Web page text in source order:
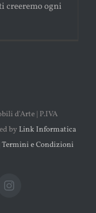
creeremo ogni
d'Arte | P.IVA
by Link Informatica
Termini e Condizioni
Instagram